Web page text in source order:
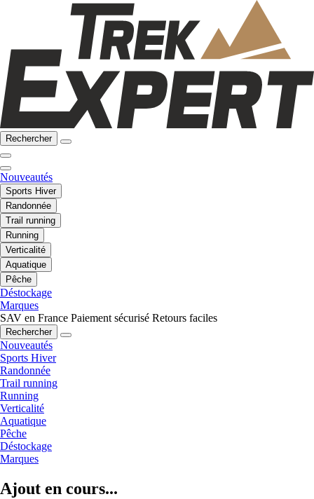
Rechercher
Nouveautés
Sports Hiver
Randonnée
Trail running
Running
Verticalité
Aquatique
Pêche
Déstockage
Marques
SAV en France Paiement sécurisé Retours faciles
Rechercher
Nouveautés
Sports Hiver
Randonnée
Trail running
Running
Verticalité
Aquatique
Pêche
Déstockage
Marques
Ajout en cours...